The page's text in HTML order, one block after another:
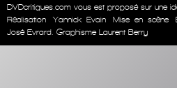
DVDcritiques.com vous est proposé sur une
Réalisation
Yannick Evain Mise en scène
José Evrard. Graphisme Laurent Berry